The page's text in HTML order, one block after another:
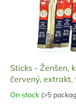
d
Sticks - Ženšen,
červený, extrakt,
CK 2, 10 x 10 g,
The
On stock (>5